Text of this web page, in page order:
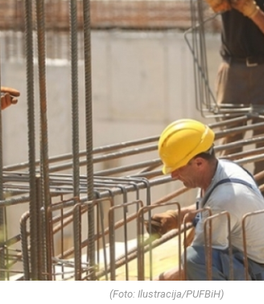
(Foto: Ilustracija/PUFBiH)